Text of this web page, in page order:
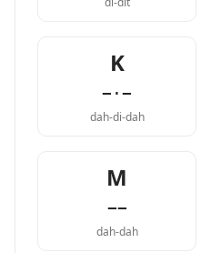
K
−·−
dah-di-dah
M
−−
dah-dah